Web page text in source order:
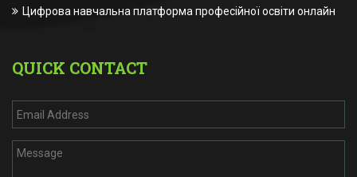
Цифрова навчальна платформа професійної освіти онлайн
QUICK CONTACT